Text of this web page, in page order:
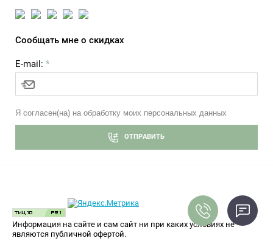
Сообщать мне о скидках
E-mail: *
Я согласен(на) на обработку моих персональных данных
ОТПРАВИТЬ
Информация на сайте и сам сайт ни при каких условиях не
являются публичной офертой.